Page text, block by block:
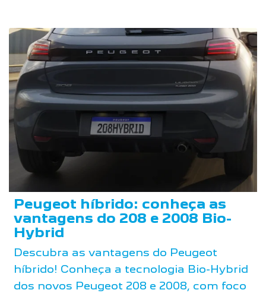
Peugeot híbrido: conheça as
vantagens do 208 e 2008 Bio-
Hybrid
Descubra as vantagens do Peugeot
híbrido! Conheça a tecnologia Bio-Hybrid
dos novos Peugeot 208 e 2008, com foco